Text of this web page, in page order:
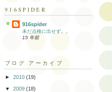
916SPIDER
916spider
未だ点検に出せず。。
15 年前
ブログ アーカイブ
► 2010 (19)
▼ 2009 (18)